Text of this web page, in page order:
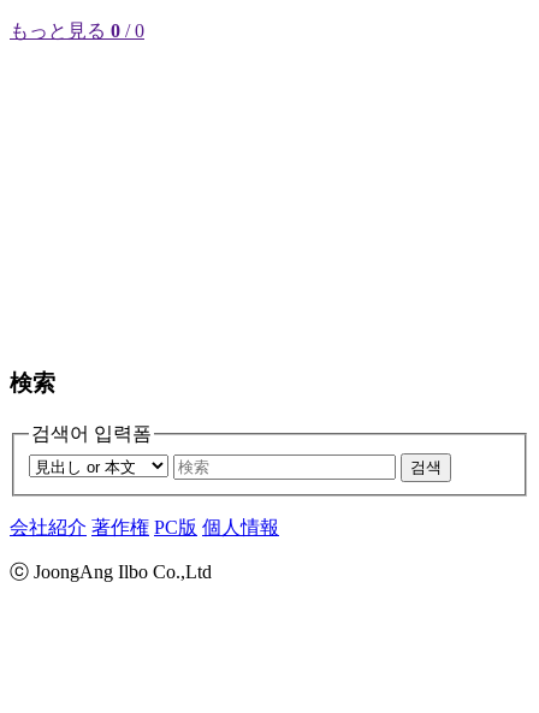
もっと見る 0 / 0
検索
검색어 입력폼
검색
会社紹介 著作権 PC版 個人情報
ⓒ JoongAng Ilbo Co.,Ltd